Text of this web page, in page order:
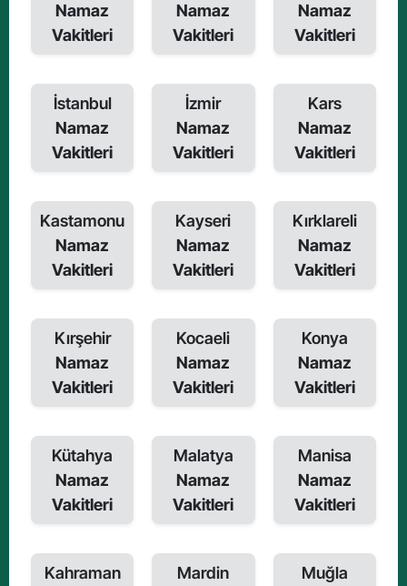
Namaz
Vakitleri
Namaz
Vakitleri
Namaz
Vakitleri
İstanbul
Namaz
Vakitleri
İzmir
Namaz
Vakitleri
Kars
Namaz
Vakitleri
Kastamonu
Namaz
Vakitleri
Kayseri
Namaz
Vakitleri
Kırklareli
Namaz
Vakitleri
Kırşehir
Namaz
Vakitleri
Kocaeli
Namaz
Vakitleri
Konya
Namaz
Vakitleri
Kütahya
Namaz
Vakitleri
Malatya
Namaz
Vakitleri
Manisa
Namaz
Vakitleri
Kahraman
Mardin
Muğla